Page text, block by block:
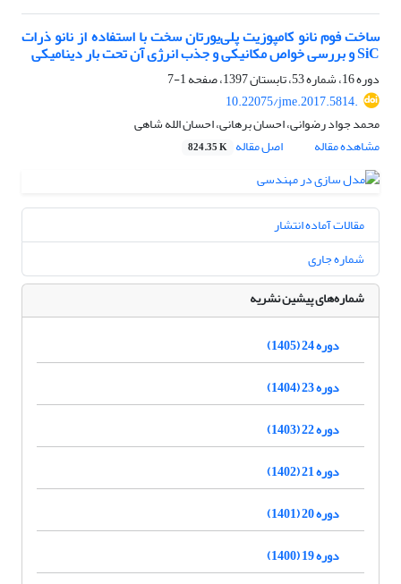
ساخت فوم نانو کامپوزیت پلی‌یورتان سخت با استفاده از نانو ذرات
SiC و بررسی خواص مکانیکی و جذب انرژی آن تحت بار دینامیکی
دوره 16، شماره 53، تابستان 1397، صفحه
1-7
10.22075/jme.2017.5814.
محمد جواد رضوانی، احسان برهانی، احسان الله شاهی
مشاهده مقاله
اصل مقاله 824.35 K
مقالات آماده انتشار
شماره جاری
شماره‌های پیشین نشریه
دوره 24 (1405)
دوره 23 (1404)
دوره 22 (1403)
دوره 21 (1402)
دوره 20 (1401)
دوره 19 (1400)